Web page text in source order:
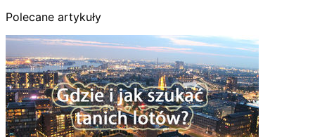
Polecane artykuły